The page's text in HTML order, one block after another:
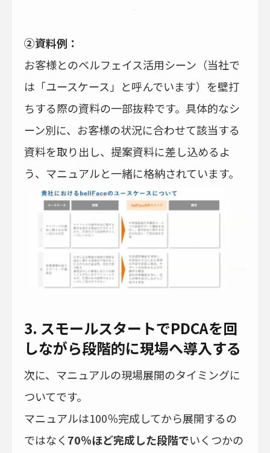
②資料例：
お客様とのベルフェイス活用シーン（当社で
は「ユースケース」と呼んでいます）を壁打
ちする際の資料の一部抜粋です。具体的なシ
ーン別に、お客様の状況に合わせて該当する
資料を取り出し、提案資料に差し込めるよ
う、マニュアルと一緒に格納されています。
3. スモールスタートでPDCAを回
しながら段階的に現場へ導入する
次に、マニュアルの現場展開のタイミングに
ついてです。
マニュアルは100％完成してから展開するの
ではなく 70％ほど完成した段階でいくつかの